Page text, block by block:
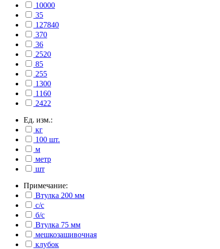
10000
35
127840
370
36
2520
85
255
1300
1160
2422
Ед. изм.:
кг
100 шт.
м
метр
шт
Примечание:
Втулка 200 мм
с/с
б/с
Втулка 75 мм
мешкозашивочная
клубок